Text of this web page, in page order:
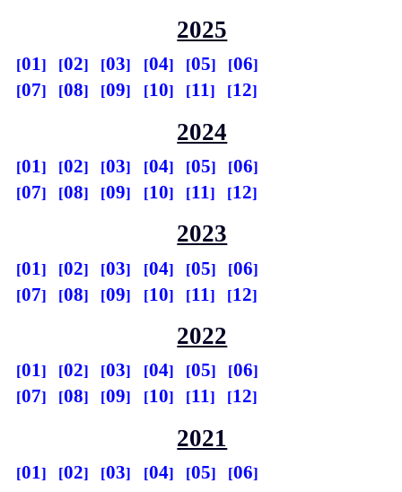
2025
01 02 03 04 05
06
07
08 09 10 11 12
2024
01 02 03 04 05
06
07
08 09 10 11 12
2023
01 02 03 04 05
06
07
08 09 10 11 12
2022
01 02 03 04 05
06
07
08 09 10 11 12
2021
01 02 03 04 05
06